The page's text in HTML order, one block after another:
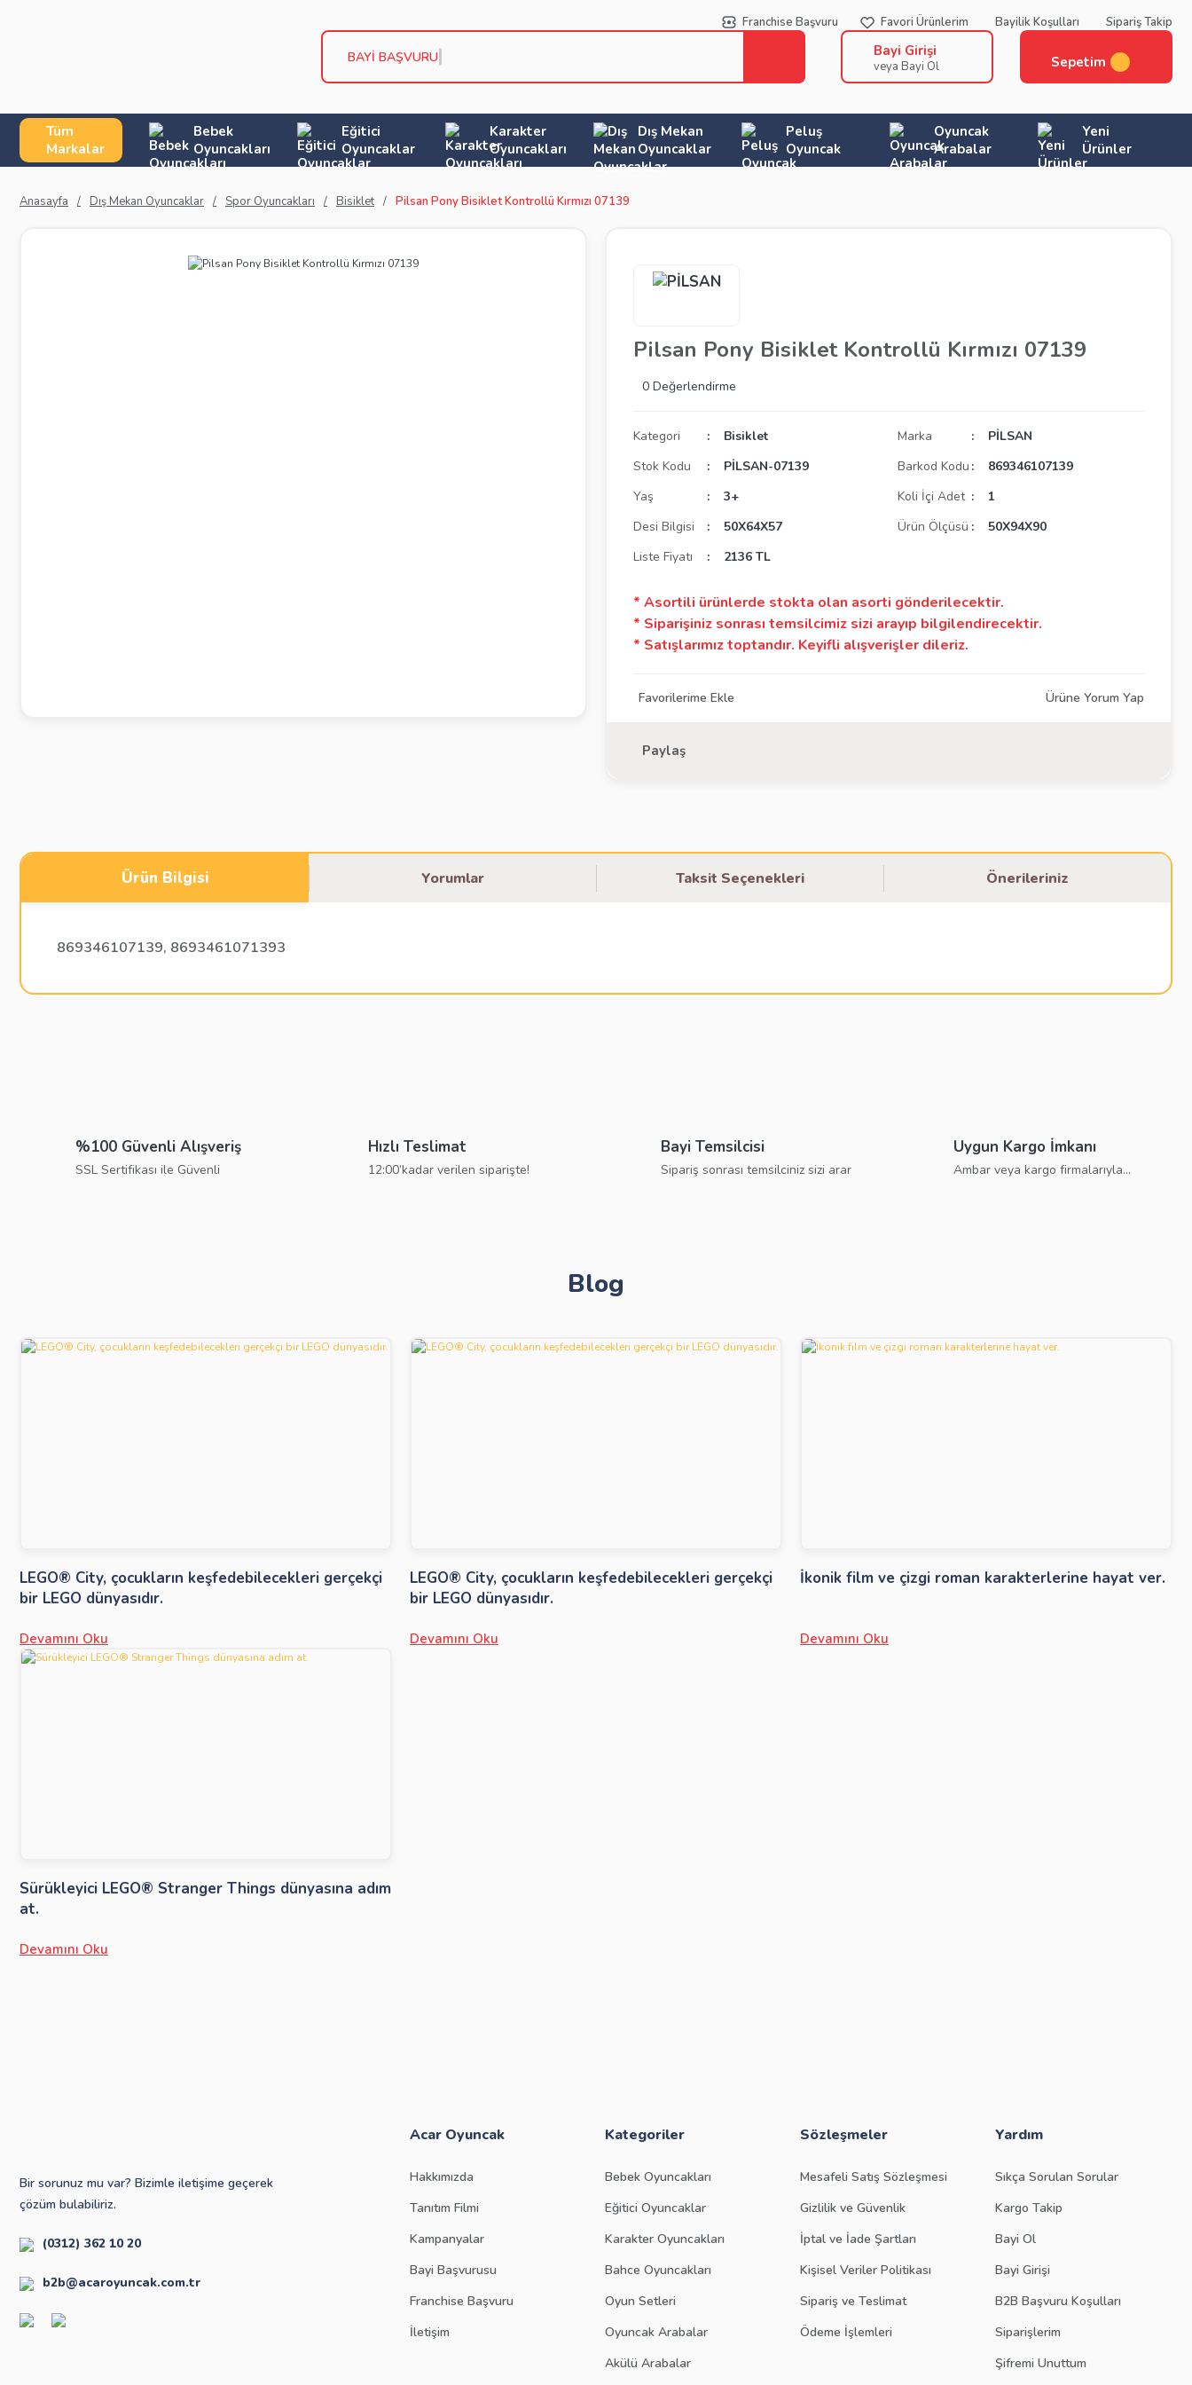
Franchise Başvuru Favori Ürünlerim Bayilik Koşulları Sipariş Takip
BAYİ BAŞVURU KO Bayi Girişi
veya Bayi Ol Sepetim
Tüm
Markalar
Bebek
Oyuncakları
Eğitici
Oyuncaklar
Karakter
Oyuncakları
Dış Mekan
Oyuncaklar
Peluş
Oyuncak
Oyuncak
Arabalar
Yeni
Ürünler
Anasayfa Dış Mekan Oyuncaklar Spor Oyuncakları Bisiklet Pilsan Pony Bisiklet Kontrollü Kırmızı 07139
Pilsan Pony Bisiklet Kontrollü Kırmızı 07139
0 Değerlendirme
Kategori Bisiklet Marka
PİLSAN
Stok Kodu
PİLSAN-07139 Barkod Kodu
869346107139
Yaş
3+ Koli İçi Adet
1
Desi Bilgisi
50X64X57 Ürün Ölçüsü
50X94X90
Liste Fiyatı
2136 TL
* Asortili ürünlerde stokta olan asorti gönderilecektir.
* Siparişiniz sonrası temsilcimiz sizi arayıp bilgilendirecektir.
* Satışlarımız toptandır. Keyifli alışverişler dileriz.
Ürüne Yorum Yap
Paylaş
Ürün Bilgisi Yorumlar Taksit Seçenekleri Önerileriniz
869346107139, 8693461071393
Ürün bilgilerinde hatalar bulunuyor.
%100 Güvenli Alışveriş
SSL Sertifikası ile Güvenli
Hızlı Teslimat
12:00’kadar verilen siparişte!
Bayi Temsilcisi
Sipariş sonrası temsilciniz sizi arar
Uygun Kargo İmkanı
Ambar veya kargo firmalarıyla...
Blog
LEGO® City, çocukların keşfedebilecekleri gerçekçi
bir LEGO dünyasıdır.
Devamını Oku
LEGO® City, çocukların keşfedebilecekleri gerçekçi
bir LEGO dünyasıdır.
Devamını Oku
İkonik film ve çizgi roman karakterlerine hayat ver.
Devamını Oku
Sürükleyici LEGO® Stranger Things dünyasına adım
at.
Devamını Oku
Bir sorunuz mu var? Bizimle iletişime geçerek
çözüm bulabiliriz.
(0312) 362 10 20
b2b@acaroyuncak.com.tr
Acar Oyuncak
Hakkımızda
Tanıtım Filmi
Kampanyalar
Bayi Başvurusu
Franchise Başvuru
İletişim
Kategoriler
Bebek Oyuncakları
Eğitici Oyuncaklar
Karakter Oyuncakları
Bahce Oyuncakları
Oyun Setleri
Oyuncak Arabalar
Akülü Arabalar
Sözleşmeler
Mesafeli Satış Sözleşmesi
Gizlilik ve Güvenlik
İptal ve İade Şartları
Kişisel Veriler Politikası
Sipariş ve Teslimat
Ödeme İşlemleri
Yardım
Sıkça Sorulan Sorular
Kargo Takip
Bayi Ol
Bayi Girişi
B2B Başvuru Koşulları
Siparişlerim
Şifremi Unuttum